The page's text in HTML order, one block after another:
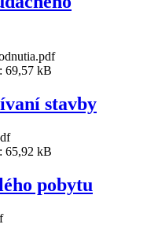
69,57 kB
stavby
65,92 kB
pobytu